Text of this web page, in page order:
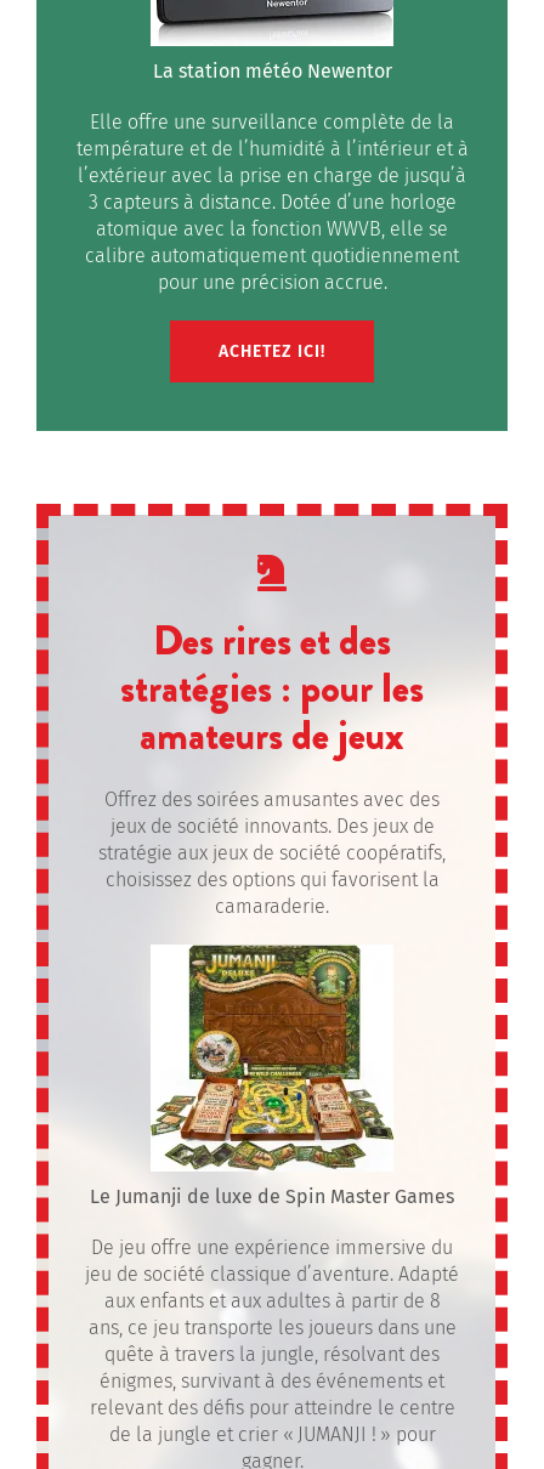
La station météo Newentor
Elle offre une surveillance complète de la
température et de l’humidité à l’intérieur et à
l’extérieur avec la prise en charge de jusqu’à
3 capteurs à distance. Dotée d’une horloge
atomique avec la fonction WWVB, elle se
calibre automatiquement quotidiennement
pour une précision accrue.
ACHETEZ ICI!
Des rires et des
stratégies : pour les
amateurs de jeux
Offrez des soirées amusantes avec des
jeux de société innovants. Des jeux de
stratégie aux jeux de société coopératifs,
choisissez des options qui favorisent la
camaraderie.
Le Jumanji de luxe de Spin Master Games
De jeu offre une expérience immersive du
jeu de société classique d’aventure. Adapté
aux enfants et aux adultes à partir de 8
ans, ce jeu transporte les joueurs dans une
quête à travers la jungle, résolvant des
énigmes, survivant à des événements et
relevant des défis pour atteindre le centre
de la jungle et crier « JUMANJI ! » pour
gagner.